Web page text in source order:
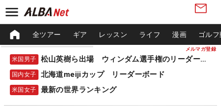
メルマガ登録
全ツアー ギア レッスン ライフ 漫画 ゴル
米国男子 松山英樹ら出場 ウィンダム選手権のリーダーボード
国内女子 北海道meijiカップ リーダーボード
米国女子 最新の世界ランキング